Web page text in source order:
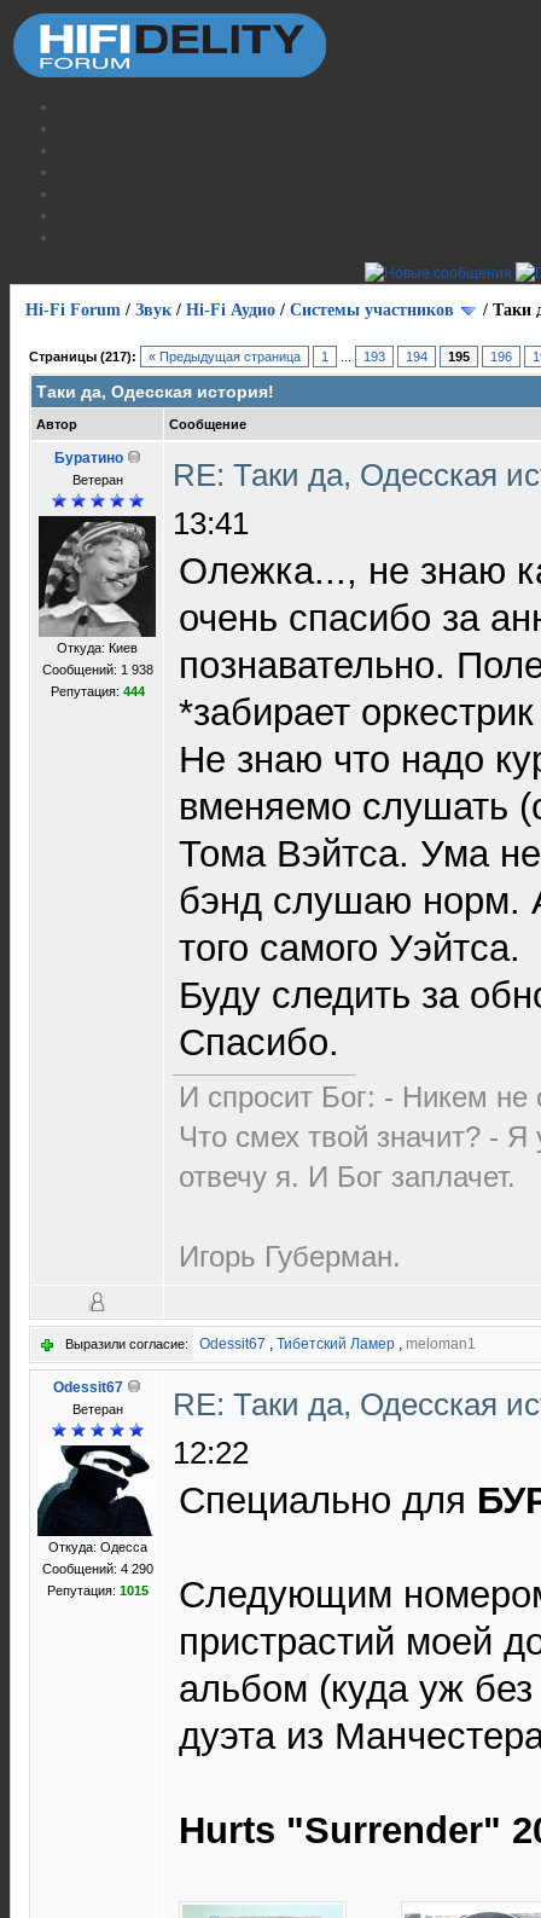
Hi-Fi Forum / Звук / Hi-Fi Аудио / Системы участников / Таки
Страницы (217): « Предыдущая страница 1 193 194 195 196
Таки да, Одесская история!
Автор Сообщение
Буратино
Ветеран
Откуда: Киев
Сообщений: 1 938
Репутация: 444
RE: Таки да, Одесская
13:41
Олежка..., не знаю
очень спасибо за
познавательно.
*забирает
Не знаю что надо
вменяемо слушать
Тома Вэйтса. Ума
бэнд слушаю норм.
того самого Уэйтса.
Буду следить за
Спасибо.
И спросит Бог: - Никем
Что смех твой значит? -
отвечу я. И Бог заплачет.
Игорь Губерман.
Выразили согласие: Odessit67 , Тибетский Ламер , meloman1
Odessit67
Ветеран
Откуда: Одесса
Сообщений: 4 290
Репутация: 1015
RE: Таки да, Одесская
12:22
Специально для
Следующим
пристрастий моей
альбом (куда уж без
дуэта из
Hurts "Surrender"